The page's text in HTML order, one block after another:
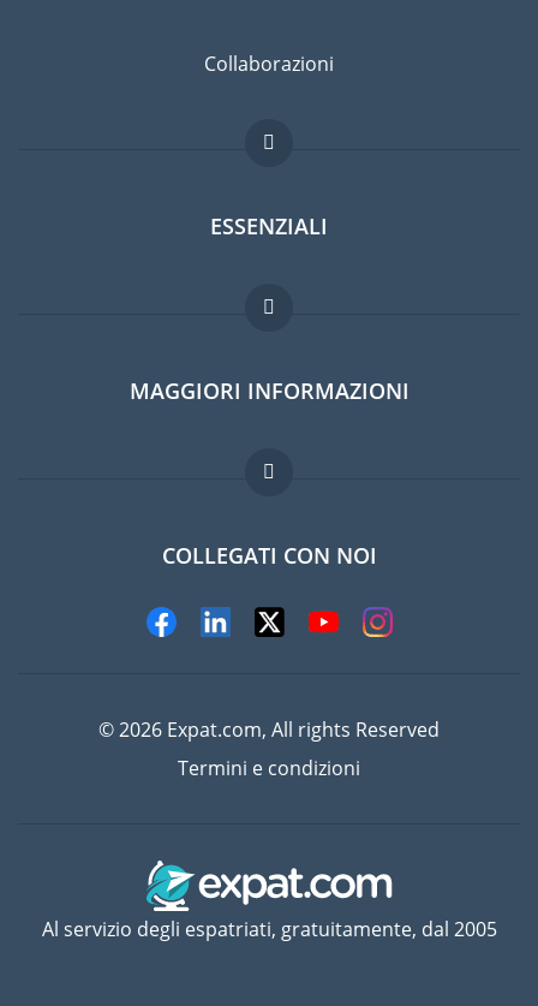
Collaborazioni
ESSENZIALI
Forum per expat
Guida per expat
Lavori all'estero
MAGGIORI INFORMAZIONI
Domande frequenti
COLLEGATI CON NOI
© 2026 Expat.com, All rights Reserved
Termini e condizioni
Al servizio degli espatriati, gratuitamente, dal 2005